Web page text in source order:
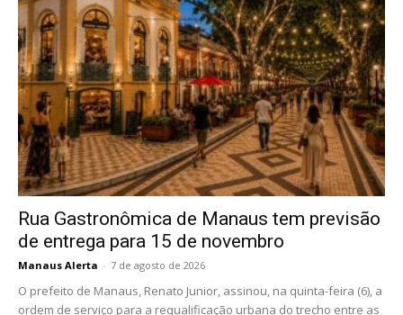
Rua Gastronômica de Manaus tem previsão
de entrega para 15 de novembro
Manaus Alerta - 7 de agosto de 2026
O prefeito de Manaus, Renato Junior, assinou, na quinta-feira (6), a
ordem de serviço para a requalificação urbana do trecho entre as